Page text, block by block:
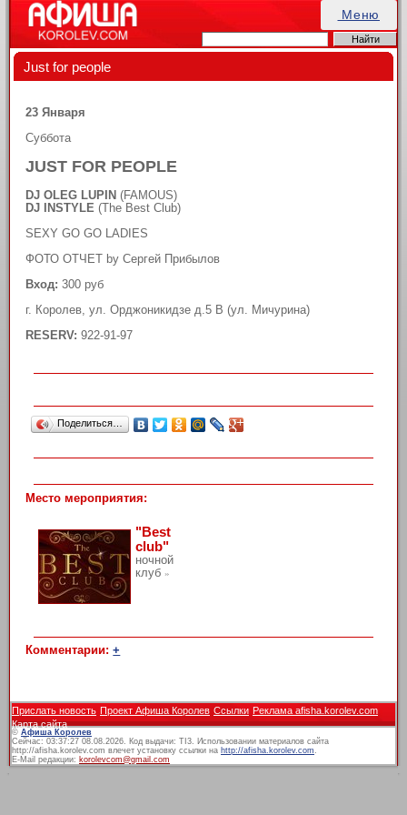
Меню
Just for people
23 Января
Суббота
JUST FOR PEOPLE
DJ OLEG LUPIN(FAMOUS)
DJ INSTYLE(The Best Club)
SEXY GO GO LADIES
ФОТО ОТЧЕТ by Сергей Прибылов
Вход: 300 руб
г. Королев, ул. Орджоникидзе д.5 В (ул. Мичурина)
RESERV:922-91-97
Поделиться…
Место мероприятия:
"Best
club"
ночной
клуб »
Комментарии:+
Прислать новость Проект Афиша Королев Ссылки Реклама afisha.korolev.com
Карта сайта
© Афиша Королев
Сейчас: 03:37:27 08.08.2026. Код выдачи: TI3. Использовании материалов сайта
http://afisha.korolev.com влечет установку ссылки на http://afisha.korolev.com.
E-Mail редакции: korolevcom@gmail.com